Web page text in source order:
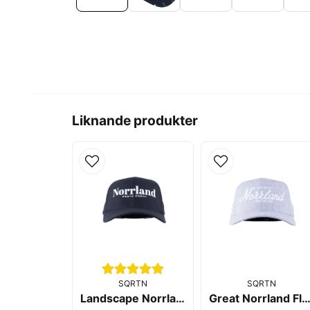
Liknande produkter
SQRTN
Landscape Norrland 120 Cap Black - SQRTN
SQRTN
Great Norrland Flexfit Keps Heather Grey - SQRTN